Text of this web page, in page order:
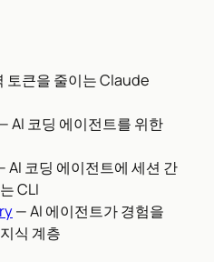
토큰을 줄이는 Claude
AI 코딩 에이전트를 위한
AI 코딩 에이전트에 세션 간
CLI
— AI 에이전트가 경험을
식 계층